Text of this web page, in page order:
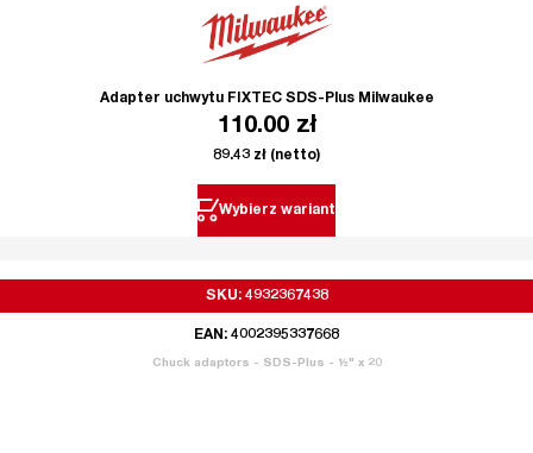
Adapter uchwytu FIXTEC SDS-Plus Milwaukee
110.00 zł
89.43 zł (netto)
Wybierz wariant
SKU: 4932367438
EAN: 4002395337668
Chuck adaptors - SDS-Plus - ½" x 20